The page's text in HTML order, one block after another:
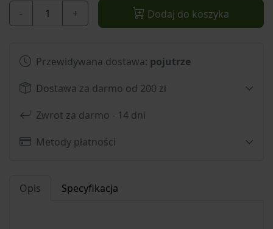
- + Dodaj do koszyka
Przewidywana dostawa: pojutrze
Dostawa za darmo od 200 zł
Zwrot za darmo - 14 dni
Metody płatności
Opis Specyfikacja